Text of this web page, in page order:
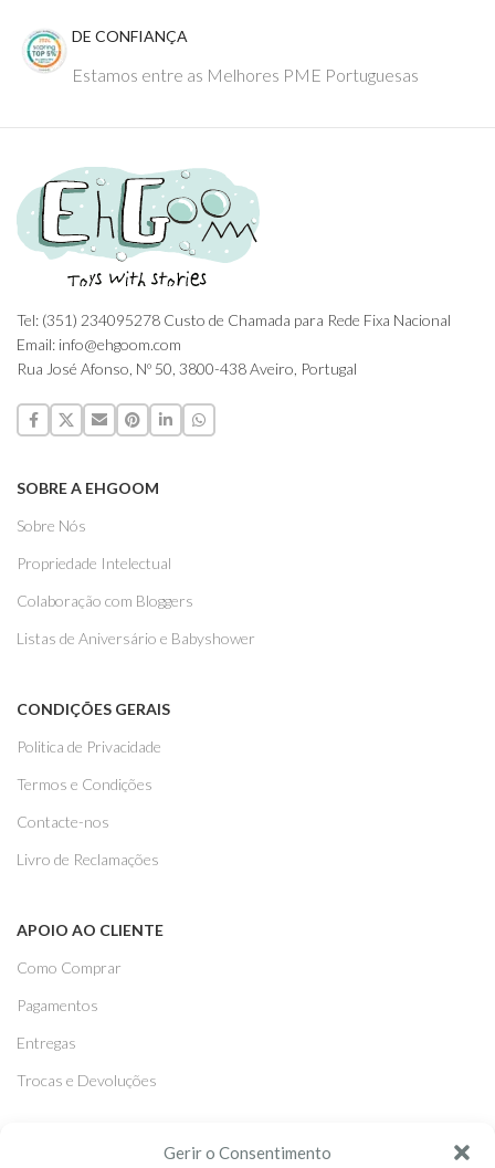
Gerir o Consentimento
DE CONFIANÇA
Estamos entre as Melhores PME Portuguesas
Tel: (351) 234095278 Custo de Chamada para Rede Fixa Nacional
Email: info@ehgoom.com
Rua José Afonso, Nº 50, 3800-438 Aveiro, Portugal
SOBRE A EHGOOM
Sobre Nós
Propriedade Intelectual
Colaboração com Bloggers
Listas de Aniversário e Babyshower
CONDIÇÕES GERAIS
Politica de Privacidade
Termos e Condições
Contacte-nos
Livro de Reclamações
APOIO AO CLIENTE
Como Comprar
Pagamentos
Entregas
Trocas e Devoluções